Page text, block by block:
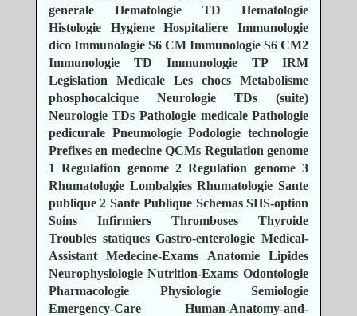
generale
Hematologie TD
Hematologie
Histologie
Hygiene Hospitaliere
Immunologie
dico Immunologie S6 CM Immunologie S6 CM2
Immunologie TD
Immunologie TP
IRM
Legislation Medicale
Les chocs
Metabolisme
phosphocalcique
Neurologie TDs (suite)
Neurologie TDs Pathologie medicale Pathologie
pedicurale Pneumologie Podologie technologie
Prefixes en medecine QCMs Regulation genome
1
Regulation genome 2 Regulation genome 3
Rhumatologie Lombalgies Rhumatologie Sante
publique 2 Sante Publique Schemas SHS-option
Soins Infirmiers
Thromboses
Thyroide
Troubles statiques Gastro-enterologie Medical-
Assistant
Medecine-Exams Anatomie
Lipides
Neurophysiologie Nutrition-Exams Odontologie
Pharmacologie
Physiologie
Semiologie
Emergency-Care
Human-Anatomy-and-